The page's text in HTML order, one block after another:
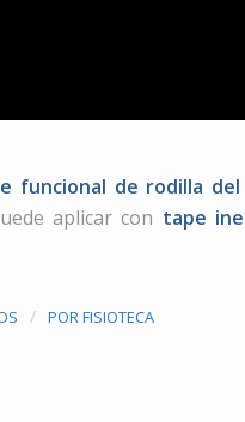
funcional de rodilla
aplicar con tape
/ PORFISIOTECA